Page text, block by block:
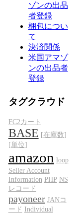
ゾンの出品
者登録
梱包につい
て
決済関係
米国アマゾ
ンの出品者
登録
タグクラウド
FC2カート
BASE [在庫数]
[単位]
amazon loop
Seller Account
Information PHP NS
レコード
payoneer JANコ
ード Individual